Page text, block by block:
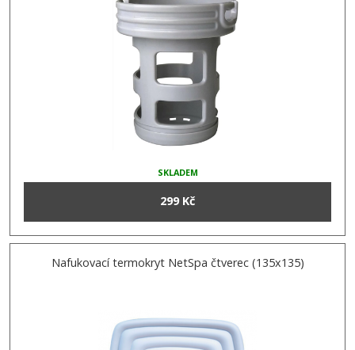
SKLADEM
299 Kč
Nafukovací termokryt NetSpa čtverec (135x135)